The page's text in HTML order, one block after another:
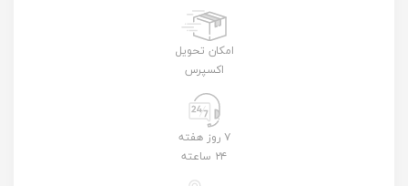
امکان تحویل
اکسپرس
۷ روز هفته
۲۴ ساعته